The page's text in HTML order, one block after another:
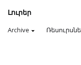
Լուրեր
Archive